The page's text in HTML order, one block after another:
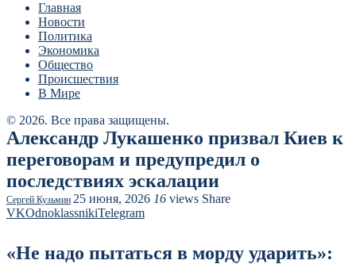
Главная
Новости
Политика
Экономика
Общество
Происшествия
В Мире
© 2026. Все права защищены.
Александр Лукашенко призвал Киев к
переговорам и предупредил о
последствиях эскалации
Сергей Кузьмин 25 июня, 2026 16 views Share
VKOdnoklassnikiTelegram
«Не надо пытаться в морду ударить»: